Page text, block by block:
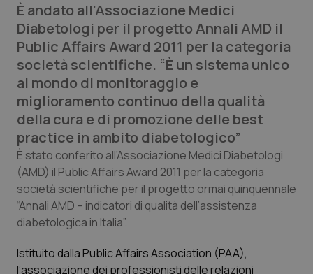
Scienza e Farmaci
Studi e Analisi
Lettere al direttore
Edizioni Regionali
QS Pro
Professionisti Sanitari.AI
Abruzzo
Basilicata
QS Pro Gold
Artrite & artrosi
QS Club Newsletter
È andato all’Associazione Medici
Diabetologi per il progetto Annali AMD il
Public Affairs Award 2011 per la categoria
società scientifiche. “È un sistema unico
al mondo di monitoraggio e
miglioramento continuo della qualità
della cura e di promozione delle best
practice in ambito diabetologico”
È stato conferito all’Associazione Medici Diabetologi
(AMD) il Public Affairs Award 2011 per la categoria
società scientifiche per il progetto ormai quinquennale
“Annali AMD – indicatori di qualità dell’assistenza
diabetologica in Italia”.
Istituito dalla Public Affairs Association (PAA),
l’associazione dei professionisti delle relazioni